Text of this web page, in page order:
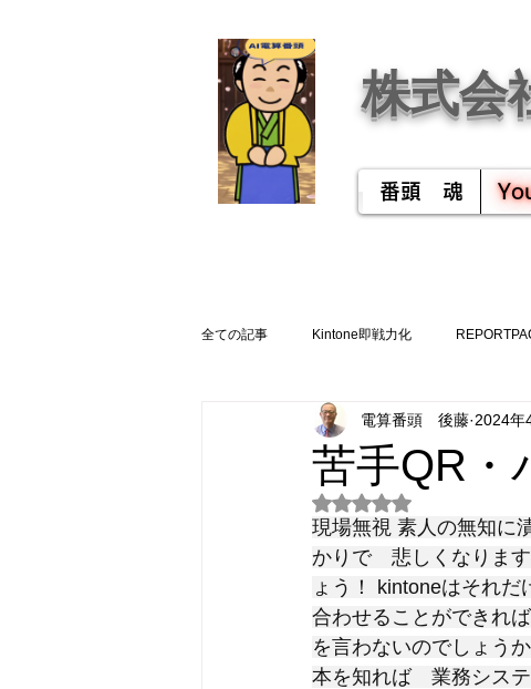
株式
番頭 魂
全ての記事 Kintone即戦力化
苦手QR・
電算番頭 後藤 2024年
5つ星のうちNaNと評価
現場無視 素人の無知に
かりで　悲しくなりま
ょう！ kintoneはそれ
合わせることができれ
を言わないのでしょう
本を知れば　業務シス